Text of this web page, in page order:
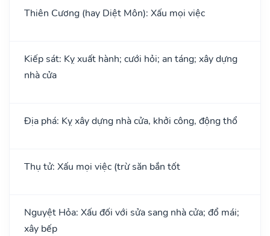
Thiên Cương (hay Diệt Môn): Xấu mọi việc
Kiếp sát: Kỵ xuất hành; cưới hỏi; an táng; xây dựng
nhà cửa
Địa phá: Kỵ xây dựng nhà cửa, khởi công, động thổ
Thụ tử: Xấu mọi việc (trừ săn bắn tốt
Nguyệt Hỏa: Xấu đối với sửa sang nhà cửa; đổ mái;
xây bếp